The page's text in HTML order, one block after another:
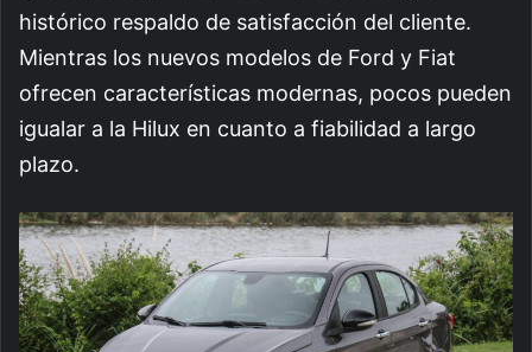
histórico respaldo de satisfacción del cliente.
Mientras los nuevos modelos de Ford y Fiat
ofrecen características modernas, pocos pueden
igualar a la Hilux en cuanto a fiabilidad a largo
plazo.